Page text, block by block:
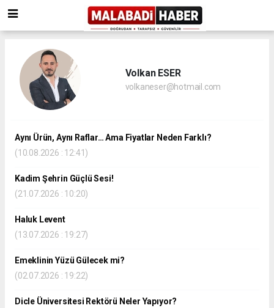
Volkan ESER
volkaneser@hotmail.com
Aynı Ürün, Aynı Raflar… Ama Fiyatlar Neden Farklı?
(10.08.2026 : 12:41)
Kadim Şehrin Güçlü Sesi!
(21.07.2026 : 10:20)
Haluk Levent
(13.07.2026 : 19:27)
Emeklinin Yüzü Gülecek mi?
(02.07.2026 : 19:22)
Dicle Üniversitesi Rektörü Neler Yapıyor?